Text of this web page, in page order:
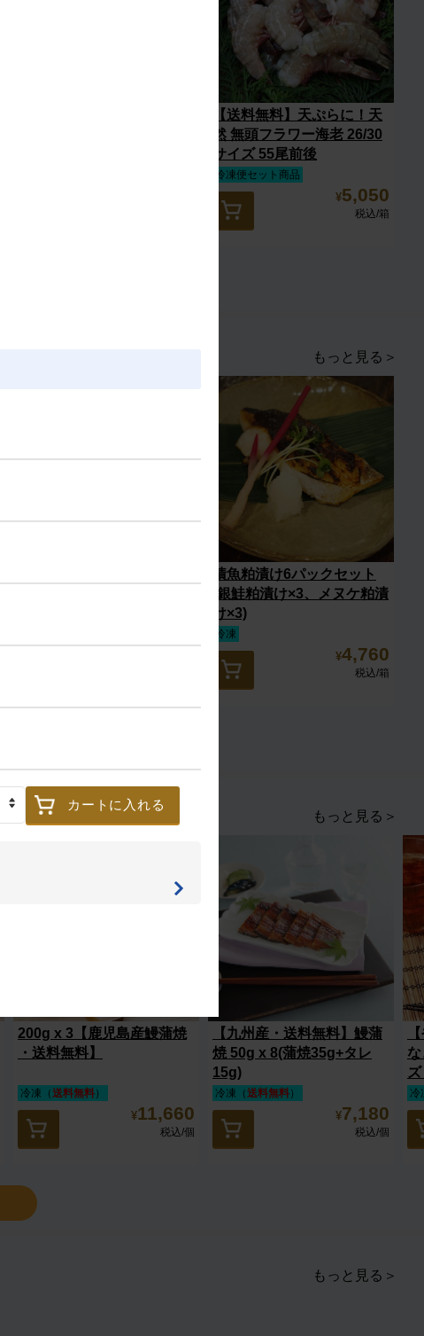
【送料無料】天ぷらに！天
然 無頭フラワー海老 26/30
サイズ 55尾前後
冷凍便セット商品
¥5,050
税込/箱
もっと見る＞
漬魚粕漬け6パックセット
(銀鮭粕漬け×3、メヌケ粕漬
け×3)
冷凍
¥4,760
税込/箱
もっと見る＞
200g x 3【鹿児島産鰻蒲焼
・送料無料】
冷凍（送料無料）
¥11,660
税込/個
【九州産・送料無料】鰻蒲
焼 50g x 8(蒲焼35g+タレ
15g)
冷凍（送料無料）
¥7,180
税込/個
冷
もっと見る＞
カートに入れる